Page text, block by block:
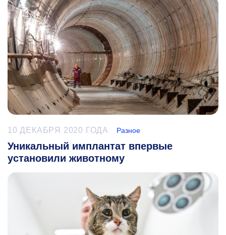
10 ДЕКАБРЯ 2020 ГОДА Разное
Уникальный имплантат впервые
установили животному